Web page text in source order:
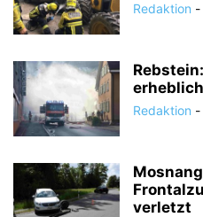
Redaktion -
Redaktion -
verletzt